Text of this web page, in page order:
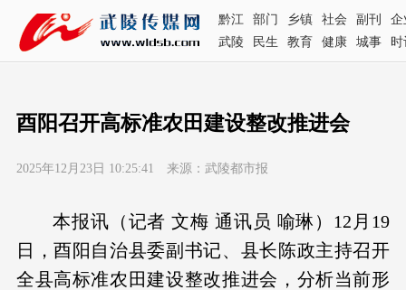
黔江 部门 乡镇 社会 副刊
企
武陵
民生 教育 健康 城事 时
酉阳召开高标准农田建设整改推进会
2025年12月23日 10:25:41 来源：武陵都市报
本报讯（记者 文梅 通讯员 喻琳）12月19
日，酉阳自治县委副书记、县长陈政主持召开
全县高标准农田建设整改推进会，分析当前形